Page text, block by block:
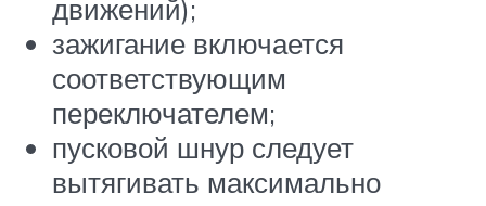
движений);
зажигание включается
соответствующим
переключателем;
пусковой шнур следует
вытягивать максимально